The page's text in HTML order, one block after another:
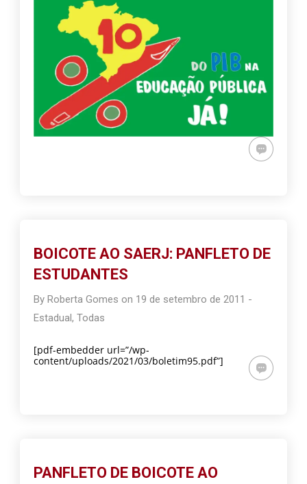
BOICOTE AO SAERJ: PANFLETO DE
ESTUDANTES
By Roberta Gomes on 19 de setembro de 2011 -
Estadual,Todas
[pdf-embedder url=”/wp-
content/uploads/2021/03/boletim95.pdf”]
PANFLETO DE BOICOTE AO